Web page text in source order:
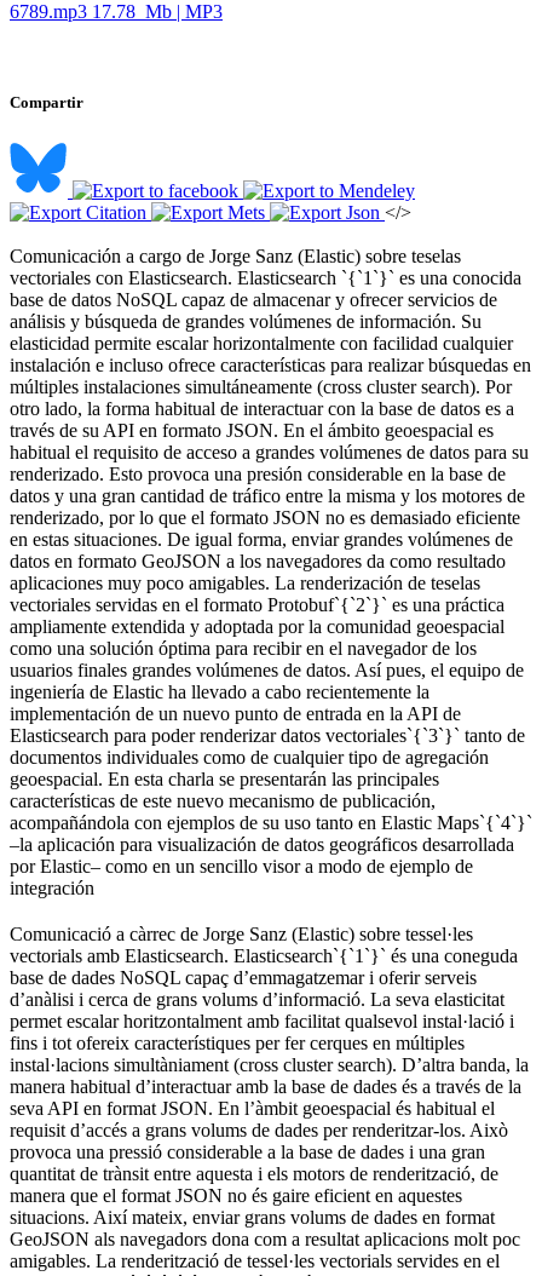
6789.mp3 17.78 Mb | MP3
Compartir
</>
Comunicación a cargo de Jorge Sanz (Elastic) sobre teselas
vectoriales con Elasticsearch. Elasticsearch `{`1`}` es una conocida
base de datos NoSQL capaz de almacenar y ofrecer servicios de
análisis y búsqueda de grandes volúmenes de información. Su
elasticidad permite escalar horizontalmente con facilidad cualquier
instalación e incluso ofrece características para realizar búsquedas en
múltiples instalaciones simultáneamente (cross cluster search). Por
otro lado, la forma habitual de interactuar con la base de datos es a
través de su API en formato JSON. En el ámbito geoespacial es
habitual el requisito de acceso a grandes volúmenes de datos para su
renderizado. Esto provoca una presión considerable en la base de
datos y una gran cantidad de tráfico entre la misma y los motores de
renderizado, por lo que el formato JSON no es demasiado eficiente
en estas situaciones. De igual forma, enviar grandes volúmenes de
datos en formato GeoJSON a los navegadores da como resultado
aplicaciones muy poco amigables. La renderización de teselas
vectoriales servidas en el formato Protobuf`{`2`}` es una práctica
ampliamente extendida y adoptada por la comunidad geoespacial
como una solución óptima para recibir en el navegador de los
usuarios finales grandes volúmenes de datos. Así pues, el equipo de
ingeniería de Elastic ha llevado a cabo recientemente la
implementación de un nuevo punto de entrada en la API de
Elasticsearch para poder renderizar datos vectoriales`{`3`}` tanto de
documentos individuales como de cualquier tipo de agregación
geoespacial. En esta charla se presentarán las principales
características de este nuevo mecanismo de publicación,
acompañándola con ejemplos de su uso tanto en Elastic Maps`{`4`}`
–la aplicación para visualización de datos geográficos desarrollada
por Elastic– como en un sencillo visor a modo de ejemplo de
integración ​
Comunicació a càrrec de Jorge Sanz (Elastic) sobre tessel·les
vectorials amb Elasticsearch. Elasticsearch`{`1`}` és una coneguda
base de dades NoSQL capaç d’emmagatzemar i oferir serveis
d’anàlisi i cerca de grans volums d’informació. La seva elasticitat
permet escalar horitzontalment amb facilitat qualsevol instal·lació i
fins i tot ofereix característiques per fer cerques en múltiples
instal·lacions simultàniament (cross cluster search). D’altra banda, la
manera habitual d’interactuar amb la base de dades és a través de la
seva API en format JSON. En l’àmbit geoespacial és habitual el
requisit d’accés a grans volums de dades per renderitzar-los. Això
provoca una pressió considerable a la base de dades i una gran
quantitat de trànsit entre aquesta i els motors de renderització, de
manera que el format JSON no és gaire eficient en aquestes
situacions. Així mateix, enviar grans volums de dades en format
GeoJSON als navegadors dona com a resultat aplicacions molt poc
amigables. La renderització de tessel·les vectorials servides en el